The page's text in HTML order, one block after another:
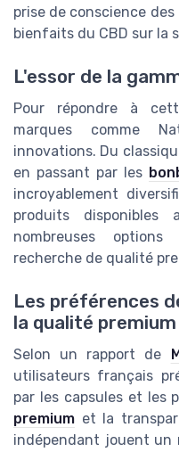
prise de conscience
bienfaits du CBD sur la
L'essor de la
Pour répondre à
marques comme
innovations. Du
en passant par les
incroyablement
produits
nombreuses
recherche de qualité
Les préférences
la qualité premium
Selon un rapport de
utilisateurs français
par les capsules et les
premium et la
indépendant jouent un